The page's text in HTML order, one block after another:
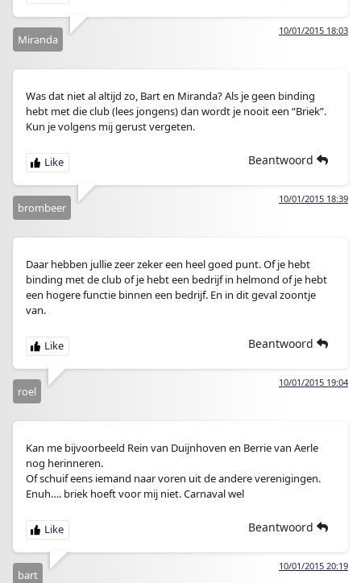
10/01/2015 18:03
Miranda
Was dat niet al altijd zo, Bart en Miranda? Als je geen binding
hebt met die club (lees jongens) dan wordt je nooit een “Briek”.
Kun je volgens mij gerust vergeten.
Beantwoord
10/01/2015 18:39
brombeer
Daar hebben jullie zeer zeker een heel goed punt. Of je hebt
binding met de club of je hebt een bedrijf in helmond of je hebt
een hogere functie binnen een bedrijf. En in dit geval zoontje
van.
Beantwoord
10/01/2015 19:04
roel
Kan me bijvoorbeeld Rein van Duijnhoven en Berrie van Aerle
nog herinneren.
Of schuif eens iemand naar voren uit de andere verenigingen.
Enuh…. briek hoeft voor mij niet. Carnaval wel
Beantwoord
10/01/2015 20:19
bart